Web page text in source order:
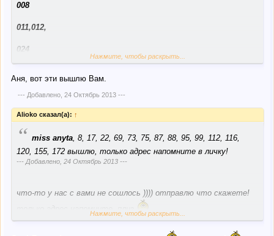
008
011,012,
024
116
Нажмите, чтобы раскрыть...
Аня, вот эти вышлю Вам.
--- Добавлено, 24 Октябрь 2013---
Alioko сказал(а): ↑
“ miss anyta , 8, 17, 22, 69, 73, 75, 87, 88, 95, 99, 112, 116,
120, 155, 172 вышлю, только адрес напомните в личку!
--- Добавлено, 24 Октябрь 2013 ---
что-то у нас с вами не сошлось )))) отправлю что скажете!
Нажмите, чтобы раскрыть...